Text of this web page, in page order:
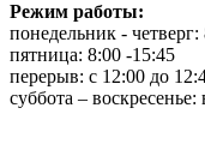
Режим работы:
понедельник -
пятница: 8:00 -15:45
перерыв: с 12:00 до
суббота –